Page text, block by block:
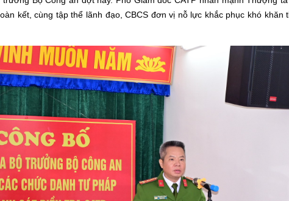
kết, cùng tập thể lãnh đạo, CBCS đơn vị nỗ lực khắc phục khó